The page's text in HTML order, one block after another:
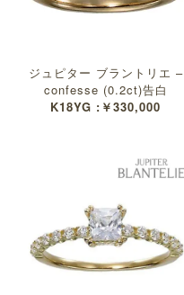
ジュピター ブラントリエ –
confesse (0.2ct)告白
K18YG :￥330,000